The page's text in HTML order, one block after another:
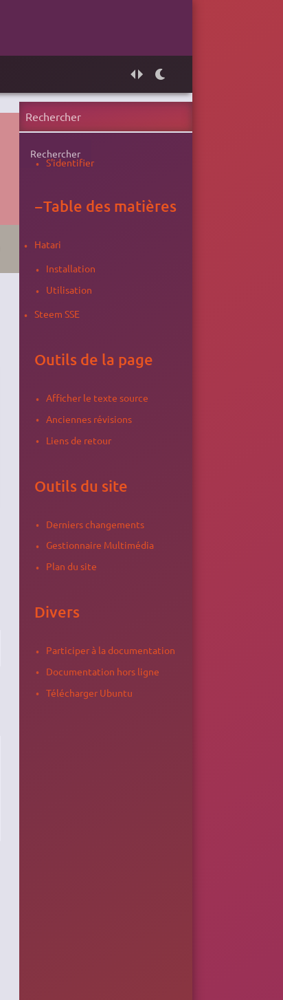
Rechercher
S'identifier
−Table des matières
Hatari
Installation
Utilisation
Steem SSE
Outils de la page
Afficher le texte source
Anciennes révisions
Liens de retour
Outils du site
Derniers changements
Gestionnaire Multimédia
Plan du site
Divers
Participer à la documentation
Documentation hors ligne
Télécharger Ubuntu